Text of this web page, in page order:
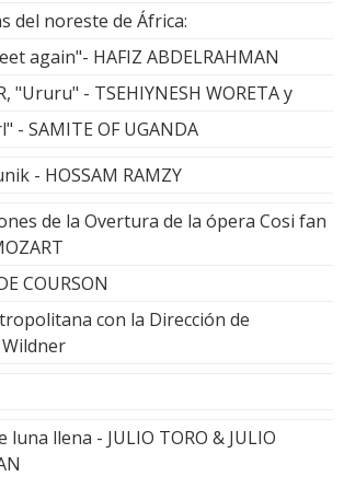
del noreste de África:
again"- HAFIZ ABDELRAHMAN
"Ururu" - TSEHIYNESH WORETA y
- SAMITE OF UGANDA
- HOSSAM RAMZY
de la Overtura de la ópera Cosi fan
COURSON
con la Dirección de
luna llena - JULIO TORO & JULIO